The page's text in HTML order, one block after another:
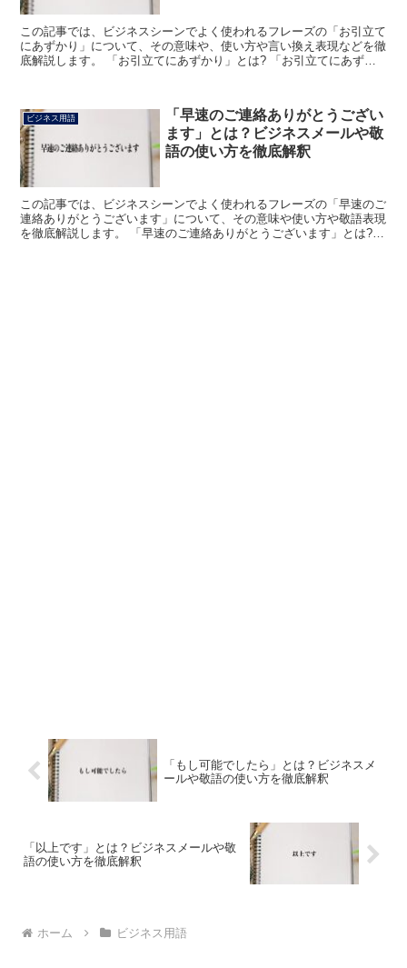
この記事では、ビジネスシーンでよく使われるフレーズの「お引立て
にあずかり」について、その意味や、使い方や言い換え表現などを徹
底解説します。 「お引立てにあずかり」とは? 「お引立てにあずか
ビジネス用語
「早速のご連絡ありがとうござい
ます」とは？ビジネスメールや敬
語の使い方を徹底解釈
この記事では、ビジネスシーンでよく使われるフレーズの「早速のご
連絡ありがとうございます」について、その意味や使い方や敬語表現
を徹底解説します。 「早速のご連絡ありがとうございます」とは?
「もし可能でしたら」とは？ビジネスメ
ールや敬語の使い方を徹底解釈
「以上です」とは？ビジネスメールや敬
語の使い方を徹底解釈
ホーム ビジネス用語